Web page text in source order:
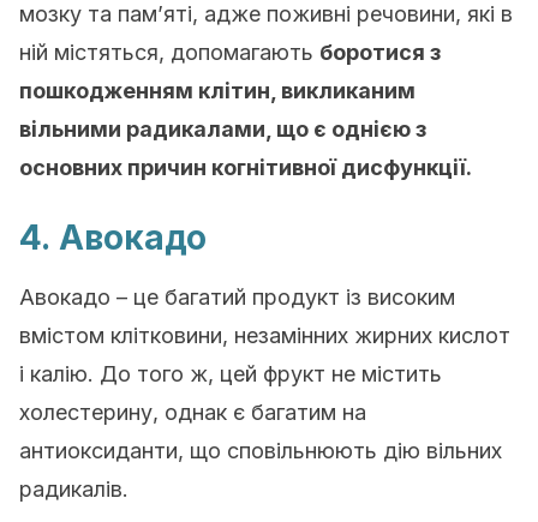
мозку та пам’яті, адже поживні речовини, які в
ній містяться, допомагають боротися з
пошкодженням клітин, викликаним
вільними радикалами, що є однією з
основних причин когнітивної дисфункції.
4. Авокадо
Авокадо – це багатий продукт із високим
вмістом клітковини, незамінних жирних кислот
і калію. До того ж, цей фрукт не містить
холестерину, однак є багатим на
антиоксиданти, що сповільнюють дію вільних
радикалів.